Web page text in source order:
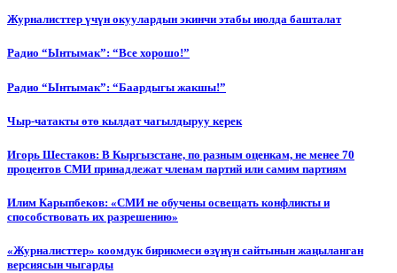
Журналисттер үчүн окуулардын экинчи этабы июлда башталат
Радио “Ынтымак”: “Все хорошо!”
Радио “Ынтымак”: “Баардыгы жакшы!”
Чыр-чатакты өтө кылдат чагылдыруу керек
Игорь Шестаков: В Кыргызстане, по разным оценкам, не менее 70
процентов СМИ принадлежат членам партий или самим партиям
Илим Карыпбеков: «СМИ не обучены освещать конфликты и
способствовать их разрешению»
«Журналисттер» коомдук бирикмеси өзүнүн сайтынын жаңыланган
версиясын чыгарды